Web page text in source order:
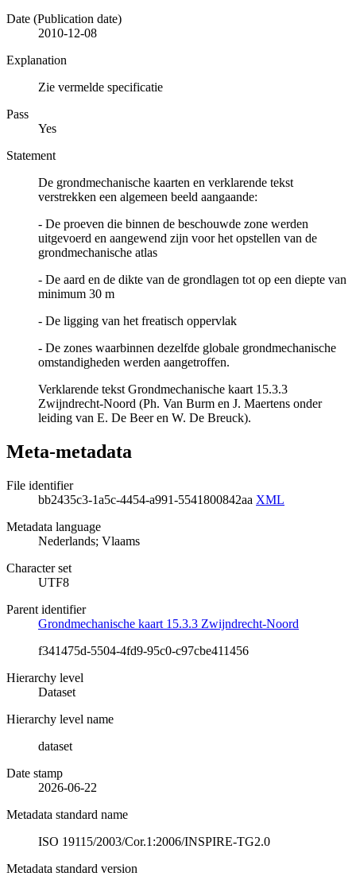
Date (Publication date)
2010-12-08
Explanation
Zie vermelde specificatie
Pass
Yes
Statement
De grondmechanische kaarten en verklarende tekst
verstrekken een algemeen beeld aangaande:
- De proeven die binnen de beschouwde zone werden
uitgevoerd en aangewend zijn voor het opstellen van de
grondmechanische atlas
- De aard en de dikte van de grondlagen tot op een diepte van
minimum 30 m
- De ligging van het freatisch oppervlak
- De zones waarbinnen dezelfde globale grondmechanische
omstandigheden werden aangetroffen.
Verklarende tekst Grondmechanische kaart 15.3.3
Zwijndrecht-Noord (Ph. Van Burm en J. Maertens onder
leiding van E. De Beer en W. De Breuck).
Meta-metadata
File identifier
bb2435c3-1a5c-4454-a991-5541800842aa XML
Metadata language
Nederlands; Vlaams
Character set
UTF8
Parent identifier
Grondmechanische kaart 15.3.3 Zwijndrecht-Noord
f341475d-5504-4fd9-95c0-c97cbe411456
Hierarchy level
Dataset
Hierarchy level name
dataset
Date stamp
2026-06-22
Metadata standard name
ISO 19115/2003/Cor.1:2006/INSPIRE-TG2.0
Metadata standard version